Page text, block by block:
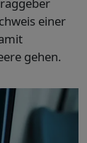
einer
gehen.